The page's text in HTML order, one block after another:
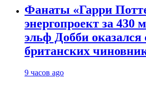
Фанаты «Гарри
энергопроект за 430
эльф Добби оказался
британских
9 часов ago